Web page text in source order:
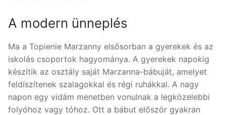
A modern ünneplés
Ma a Topienie Marzanny elsősorban a gyerekek és az
iskolás csoportok hagyománya. A gyerekek napokig
készítik az osztály saját Marzanna-bábuját, amelyet
feldíszítenek szalagokkal és régi ruhákkal. A nagy
napon egy vidám menetben vonulnak a legközelebbi
folyóhoz vagy tóhoz. Ott a bábut először gyakran